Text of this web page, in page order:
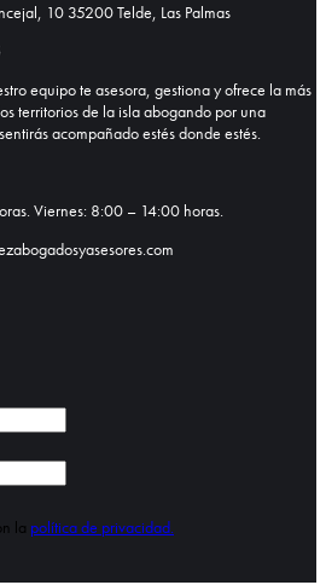
10 35200 Telde, Las Palmas
equipo te asesora, gestiona y ofrece la más
territorios de la isla abogando por una
acompañado estés donde estés.
Viernes: 8:00 – 14:00 horas.
la política de privacidad.